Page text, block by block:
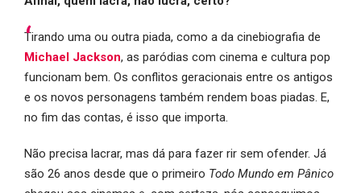
Tirando uma ou outra piada, como a da cinebiografia de
Michael Jackson, as paródias com cinema e cultura pop
funcionam bem. Os conflitos geracionais entre os antigos
e os novos personagens também rendem boas piadas. E,
no fim das contas, é isso que importa.
Não precisa lacrar, mas dá para fazer rir sem ofender. Já
são 26 anos desde que o primeiro Todo Mundo em Pânico